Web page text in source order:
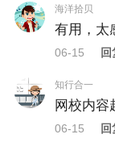
《关于报送
职称评审材料
说明：因考
海洋拾贝
有用，太
06-15 回
知行合一
网校内容
06-15 回